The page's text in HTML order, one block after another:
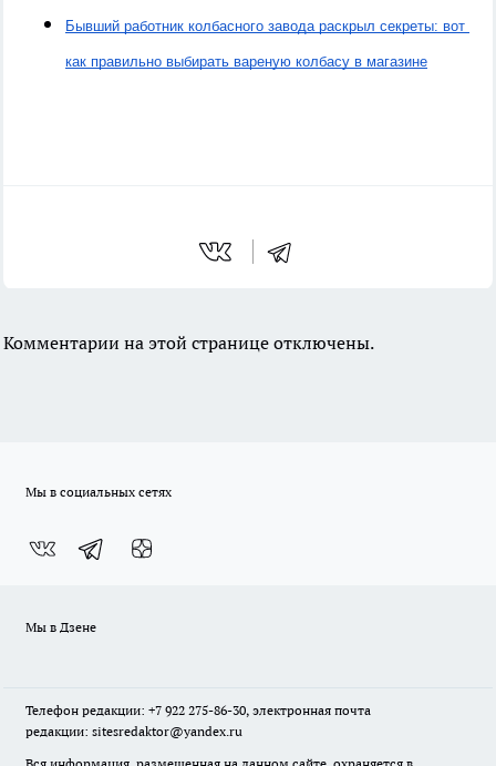
Бывший работник колбасного завода раскрыл секреты: вот
как правильно выбирать вареную колбасу в магазине
Комментарии на этой странице отключены.
Мы в социальных сетях
Мы в Дзене
Телефон редакции: +7 922 275-86-30, электронная почта
редакции: sitesredaktor@yandex.ru